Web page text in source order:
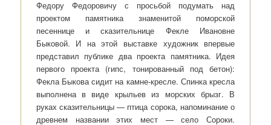
Федору Федоровичу с просьбой подумать над
проектом памятника знаменитой поморской
песеннице и сказительнице Фекле Ивановне
Быковой. И на этой выставке художник впервые
представил публике два проекта памятника. Идея
первого проекта (гипс, тонированный под бетон):
Фекла Быкова сидит на камне-кресле. Спинка кресла
выполнена в виде крыльев из морских брызг. В
руках сказительницы — птица сорока, напоминание о
древнем названии этих мест — село Сороки.